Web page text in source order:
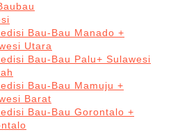
Bau-Bau Manado +
Utara
Bau-Bau Palu+ Sulawesi
Bau-Bau Mamuju +
Barat
Bau-Bau Gorontalo +